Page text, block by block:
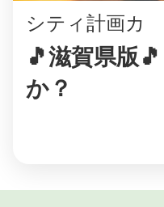
シティ計画カ
🎵滋賀県版
か？